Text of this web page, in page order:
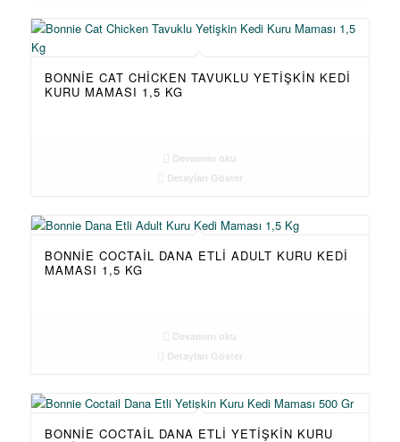
BONNIE CAT CHICKEN TAVUKLU YETIŞKIN KEDI
KURU MAMASI 1,5 KG
Devamını oku
Detayları Göster
BONNIE COCTAIL DANA ETLI ADULT KURU KEDI
MAMASI 1,5 KG
Devamını oku
Detayları Göster
BONNIE COCTAIL DANA ETLI YETIŞKIN KURU